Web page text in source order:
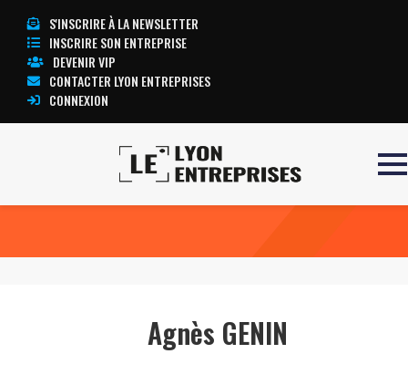
S'INSCRIRE À LA NEWSLETTER
INSCRIRE SON ENTREPRISE
DEVENIR VIP
CONTACTER LYON ENTREPRISES
CONNEXION
Agnès GENIN